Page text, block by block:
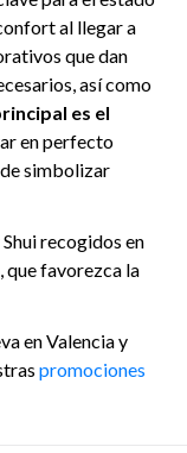
al llegar a
que dan
así como
es el
en perfecto
simbolizar
recogidos en
que favorezca la
en Valencia y
promociones